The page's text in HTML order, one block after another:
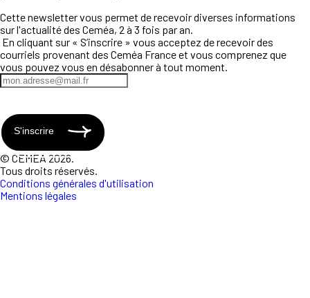
Cette newsletter vous permet de recevoir diverses informations
sur l'actualité des Ceméa, 2 à 3 fois par an.
En cliquant sur « S’inscrire » vous acceptez de recevoir des
courriels provenant des Ceméa France et vous comprenez que
vous pouvez vous en désabonner à tout moment.
S'inscrire
© CEMEA 2026.
Tous droits réservés.
Conditions générales d'utilisation
Mentions légales